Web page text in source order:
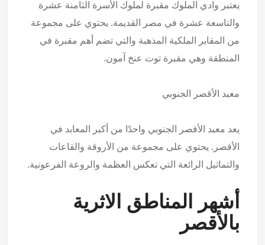
يعتبر وادي الملوك مقبرة لملوك الأسرة الثامنة عشرة
والتاسعة عشرة في مصر القديمة. يحتوي على مجموعة
من المقابر الملكية المذهبة والتي تضم أهم مقبرة في
المنطقة وهي مقبرة توت عنخ آمون.
معبد الأقصر الجنوبي
يعد معبد الأقصر الجنوبي واحدًا من أكبر المعابد في
الأقصر. يحتوي على مجموعة من الأروقة والقاعات
والتماثيل الرائعة التي تعكس العظمة والروعة الفرعونية.
أشهر المناطق الاثرية
بالأقصر